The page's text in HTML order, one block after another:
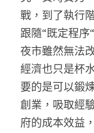
戰，到了執行
跟隨“既定程序
夜市雖然無法
經濟也只是杯
要的是可以鍛
創業，吸取經
府的成本效益